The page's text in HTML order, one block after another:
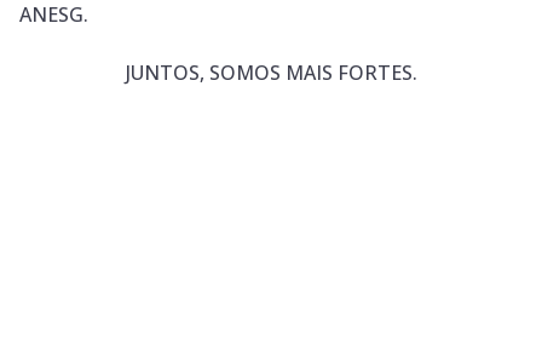
ANESG.
JUNTOS, SOMOS MAIS FORTES.